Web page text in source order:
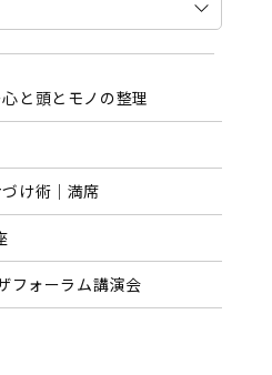
と頭とモノの整理
け術｜満席
フォーラム講演会